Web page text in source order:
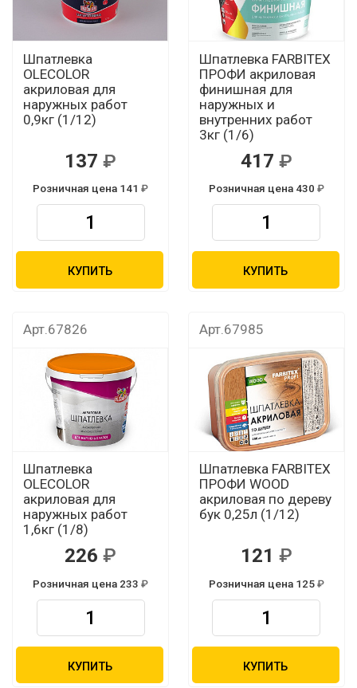
Шпатлевка
OLECOLOR
акриловая для
наружных работ
0,9кг (1/12)
137
Розничная цена 141
КУПИТЬ
Шпатлевка FARBITEX
ПРОФИ акриловая
финишная для
наружных и
внутренних работ
3кг (1/6)
417
Розничная цена 430
КУПИТЬ
Арт.67826
Шпатлевка
OLECOLOR
акриловая для
наружных работ
1,6кг (1/8)
226
Розничная цена 233
КУПИТЬ
Арт.67985
Шпатлевка FARBITEX
ПРОФИ WOOD
акриловая по дереву
бук 0,25л (1/12)
121
Розничная цена 125
КУПИТЬ